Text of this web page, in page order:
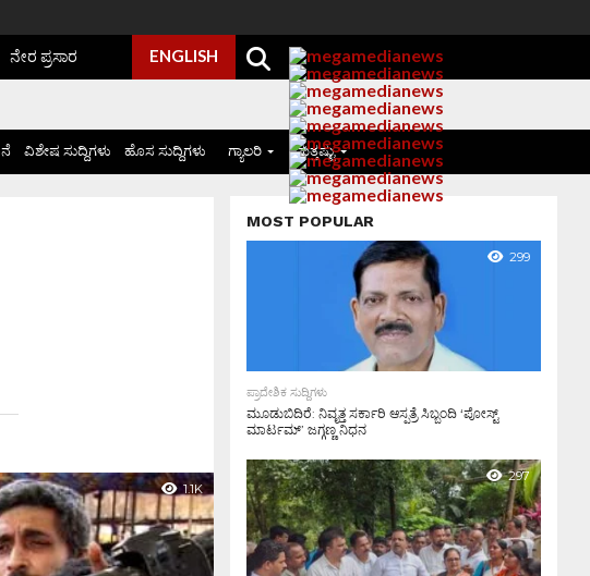
ನೇರ ಪ್ರಸಾರ ENGLISH
ವಿಶೇಷ ಸುದ್ದಿಗಳು ಹೊಸ ಸುದ್ದಿಗಳು ಗ್ಯಾಲರಿ ಮತ್ತಷ್ಟು
1.1K
MOST POPULAR
299
ಪ್ರಾದೇಶಿಕ ಸುದ್ದಿಗಳು
ಮೂಡುಬಿದಿರೆ: ನಿವೃತ್ತ ಸರ್ಕಾರಿ ಆಸ್ಪತ್ರೆ ಸಿಬ್ಬಂದಿ ‘ಪೋಸ್ಟ್
ಮಾರ್ಟಮ್’ ಜಗ್ಗಣ್ಣ ನಿಧನ
297